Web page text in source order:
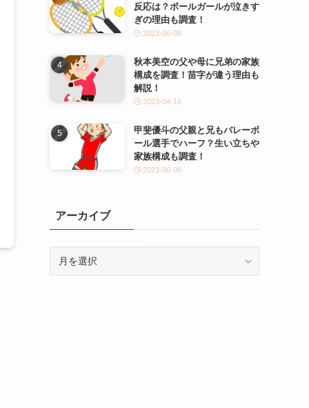
反応は？ボールガールが泣きす
ぎの理由も調査！
2023-06-08
秋本美空の父や母に兄弟の家族
構成を調査！苗字が違う理由も
解説！
2023-04-16
甲斐優斗の父親と兄もバレーボ
ール選手でハーフ？生い立ちや
家族構成も調査！
2023-06-09
アーカイブ